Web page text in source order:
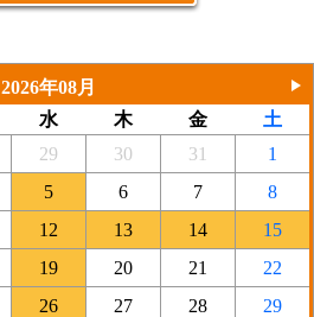
次
2026年08月
水 木 金
土
29 30 31
1
5 6 7
8
12 13 14
15
19 20 21
22
26 27 28
29